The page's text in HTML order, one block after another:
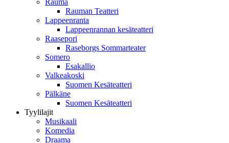
Rauma
Rauman Teatteri
Lappeenranta
Lappeenrannan kesäteatteri
Raasepori
Raseborgs Sommarteater
Somero
Esakallio
Valkeakoski
Suomen Kesäteatteri
Pälkäne
Suomen Kesäteatteri
Tyylilajit
Musikaali
Komedia
Draama